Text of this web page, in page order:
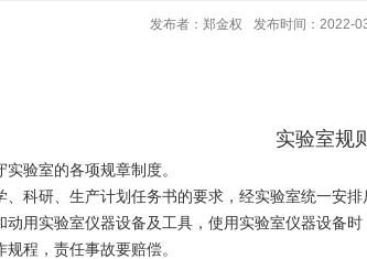
发布者：郑金权 发布时间：2022-
实验室规
验室的各项规章制度。
科研、生产计划任务书的要求，经实验室统一安排
用实验室仪器设备及工具，使用实验室仪器设备时
程，责任事故要赔偿。